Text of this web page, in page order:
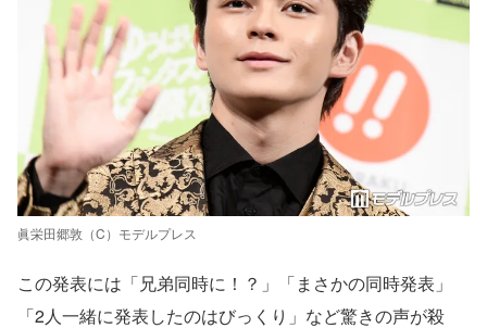
眞栄田郷敦（C）モデルプレス
この発表には「兄弟同時に！？」「まさかの同時発表」
「2人一緒に発表したのはびっくり」など驚きの声が殺